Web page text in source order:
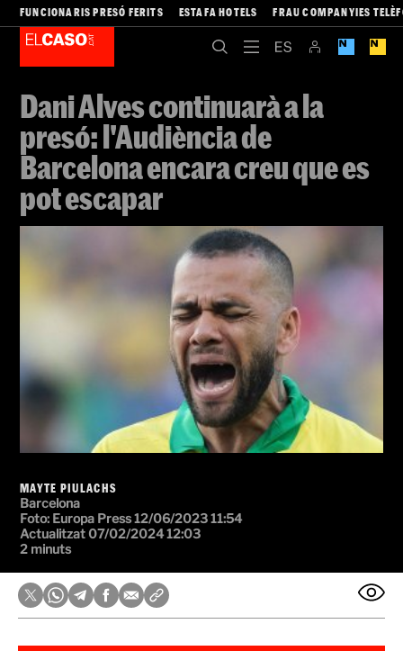
FUNCIONARIS PRESÓ FERITS ESTAFA HOTELS FRAU COMPANYIES
Dani Alves continuarà a la
presó: l'Audiència de
Barcelona encara creu que es
pot escapar
MAYTE PIULACHS
Barcelona
Foto: Europa Press12/06/2023 11:54
Actualitzat 07/02/2024 12:03
2 minuts